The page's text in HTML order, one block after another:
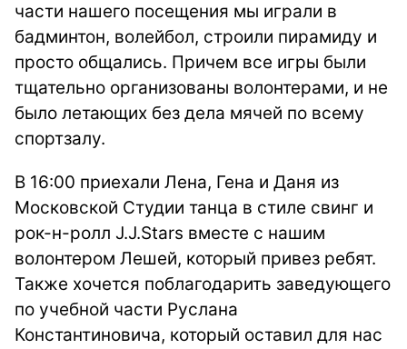
части нашего посещения мы играли в
бадминтон, волейбол, строили пирамиду и
просто общались. Причем все игры были
тщательно организованы волонтерами, и не
было летающих без дела мячей по всему
спортзалу.
В 16:00 приехали Лена, Гена и Даня из
Московской Студии танца в стиле свинг и
рок-н-ролл J.J.Stars вместе с нашим
волонтером Лешей, который привез ребят.
Также хочется поблагодарить заведующего
по учебной части Руслана
Константиновича, который оставил для нас